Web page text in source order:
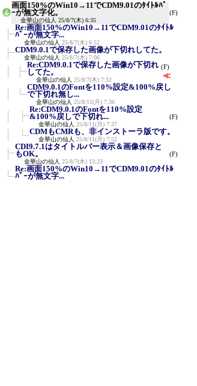
画面150%のWin10→11でCDM9.01のﾀｲﾄﾙﾊﾞ
ｰが無文字化。
金華山の仙人 25/8/7(木) 6:35
(F)
Re:画面150%のWin10→11でCDM9.01のﾀｲﾄﾙ
ﾊﾞｰが無文字...
金華山の仙人 25/8/7(木) 6:52
CDM9.0.1で保存した画像が下切れしてた。
金華山の仙人 25/8/7(木) 7:06
Re:CDM9.0.1で保存した画像が下切れ
してた。
金華山の仙人 25/8/7(木) 7:32
(F)
≪
CDM9.0.1のFontを110%設定&100%戻し
で下切れ無し...
金華山の仙人 25/8/11(月) 7:36
Re:CDM9.0.1のFontを110%設定
&100%戻しで下切れ...
金華山の仙人 25/8/11(月) 7:37
(F)
CDMもCMRも、非インストーラ版です。
金華山の仙人 25/8/11(月) 7:52
CDI9.7.1はタイトルバー表示＆画像保存と
もOK。
金華山の仙人 25/8/7(木) 13:23
(F)
Re:画面150%のWin10→11でCDM9.01のﾀｲﾄﾙ
ﾊﾞｰが無文字...
ひよひよ 25/8/9(土) 10:36